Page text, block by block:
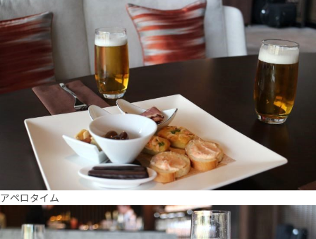
アペロタイム